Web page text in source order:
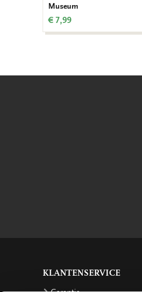
Museum
€ 7,99
KLANTENSERVICE